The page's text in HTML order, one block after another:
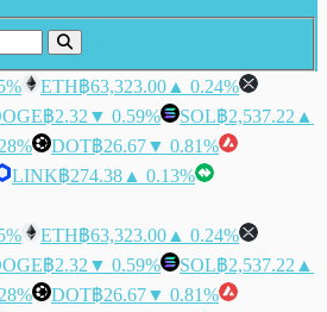
ETH฿63,323.00 ▲ 0.24%
฿2.32 ▼ 0.59% SOL฿2,537.22 ▲
DOT฿26.67▼ 0.81%
LINK฿274.38 ▲ 0.13%
ETH฿63,323.00 ▲ 0.24%
฿2.32 ▼ 0.59% SOL฿2,537.22 ▲
DOT฿26.67▼ 0.81%